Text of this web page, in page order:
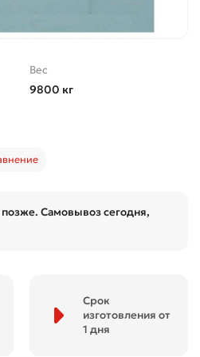
Вес
9800 кг
позже. Самовывоз сегодня,
Срок
изготовления от
1 дня